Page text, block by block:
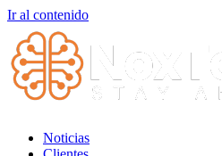
Ir al contenido
Noticias